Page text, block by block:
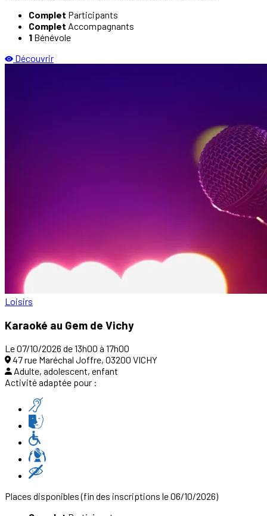
Complet Participants
Complet Accompagnants
1 Bénévole
Découvrir
Loisirs
Karaoké au Gem de Vichy
Le 07/10/2026 de 13h00 à 17h00
47 rue Maréchal Joffre, 03200 VICHY
Adulte, adolescent, enfant
Activité adaptée pour :
Places disponibles(fin des inscriptions le 06/10/2026)